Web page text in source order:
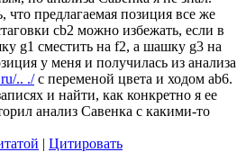
что предлагаемая позиция все же
cb2 можно избежать, если в
g1 сместить на f2, а шашку g3 на
у меня и получилась из анализа
.. ./c переменой цвета и ходом ab6.
и найти, как конкретно я ее
анализ Савенка с какими-то
| Цитировать